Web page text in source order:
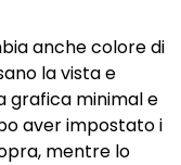
anche colore di
la vista e
grafica minimal e
aver impostato i
mentre lo